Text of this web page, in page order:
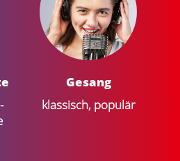
Gesang
klassisch, populär